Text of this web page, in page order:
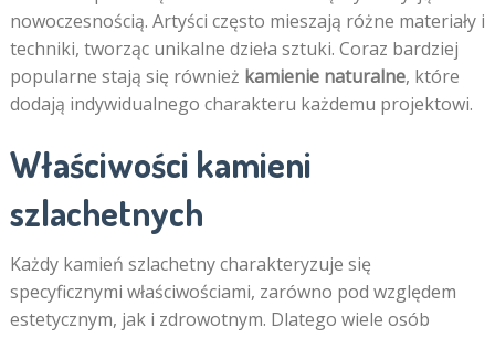
nowoczesnością. Artyści często mieszają różne materiały i
techniki, tworząc unikalne dzieła sztuki. Coraz bardziej
popularne stają się również kamienie naturalne, które
dodają indywidualnego charakteru każdemu projektowi.
Właściwości kamieni
szlachetnych
Każdy kamień szlachetny charakteryzuje się
specyficznymi właściwościami, zarówno pod względem
estetycznym, jak i zdrowotnym. Dlatego wiele osób